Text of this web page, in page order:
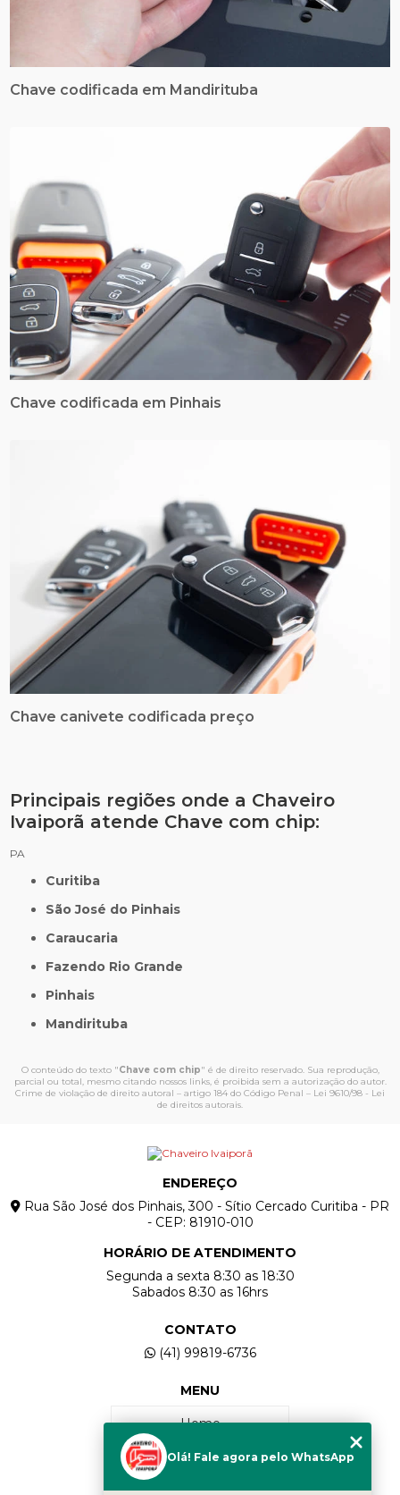
Chave codificada em Mandirituba
Chave codificada em Pinhais
Chave canivete codificada preço
Principais regiões onde a Chaveiro
Ivaiporã atende Chave com chip:
PA
Curitiba
São José do Pinhais
Caraucaria
Fazendo Rio Grande
Pinhais
Mandirituba
O conteúdo do texto "Chave com chip" é de direito reservado. Sua reprodução,
parcial ou total, mesmo citando nossos links, é proibida sem a autorização do autor.
Crime de violação de direito autoral – artigo 184 do Código Penal – Lei 9610/98 - Lei
de direitos autorais.
ENDEREÇO
Rua São José dos Pinhais, 300 - Sítio Cercado Curitiba - PR
- CEP: 81910-010
HORÁRIO DE ATENDIMENTO
Segunda a sexta 8:30 as 18:30
Sabados 8:30 as 16hrs
CONTATO
(41) 99819-6736
MENU
Home
Quem Somos
Olá! Fale agora pelo WhatsApp